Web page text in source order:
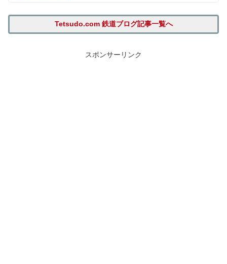
Tetsudo.com 鉄道ブログ記事一覧へ
スポンサーリンク